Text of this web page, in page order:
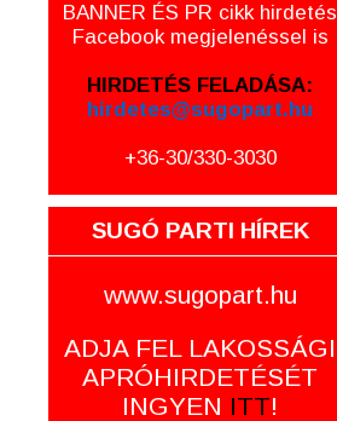
BANNER ÉS PR cikk hirdetés
Facebook megjelenéssel is
HIRDETÉS FELADÁSA:
hirdetes@sugopart.hu
+36-30/330-3030
SUGÓ PARTI HÍREK
www.sugopart.hu
ADJA FEL LAKOSSÁGI
APRÓHIRDETÉSÉT
INGYEN ITT!